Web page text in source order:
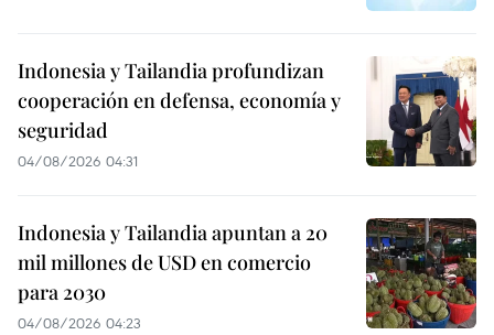
Indonesia y Tailandia profundizan
cooperación en defensa, economía y
seguridad
04/08/2026 04:31
Indonesia y Tailandia apuntan a 20
mil millones de USD en comercio
para 2030
04/08/2026 04:23